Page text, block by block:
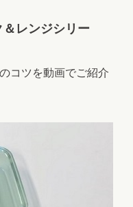
レンジシリー
コツを動画でご紹介